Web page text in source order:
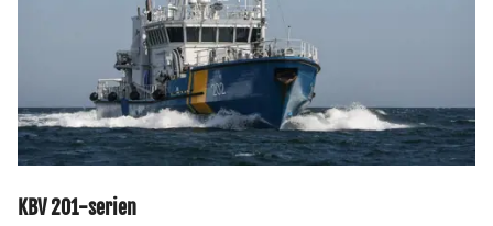
KBV 201-serien